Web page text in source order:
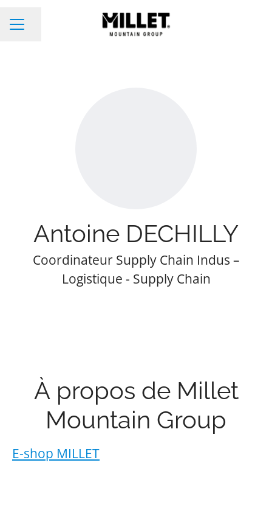
Menu carrière
Partager la page
Antoine DECHILLY
Coordinateur Supply Chain Indus –
Logistique - Supply Chain
À propos de Millet
Mountain Group
E-shop MILLET